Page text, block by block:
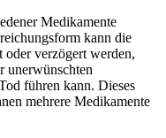
Medikamente
kann die
verzögert werden,
unerwünschten
führen kann. Dieses
mehrere Medikamente